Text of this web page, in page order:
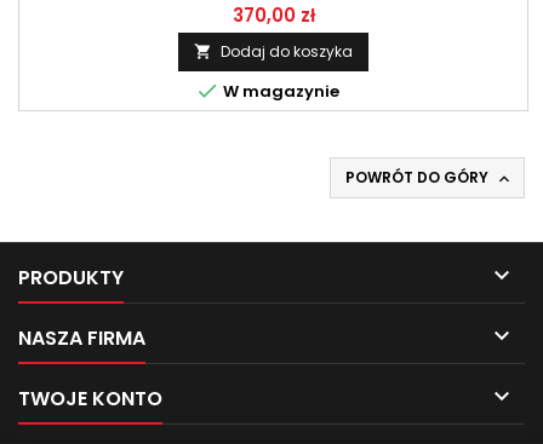
370,00 zł
 Dodaj do koszyka
 W magazynie
POWRÓT DO GÓRY 
PRODUKTY 
NASZA FIRMA 
TWOJE KONTO 